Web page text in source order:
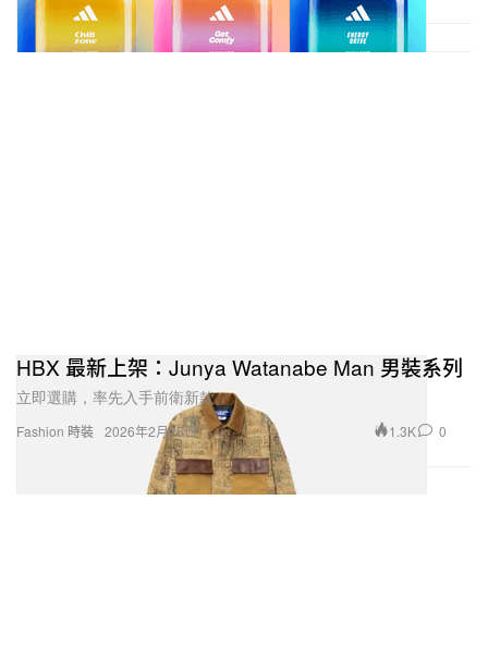
Fashion 時裝
HBX 最新上架：Junya Watanabe Man 男裝系列
立即選購，率先入手前衛新款。
2026年2月25日 1.3K 0